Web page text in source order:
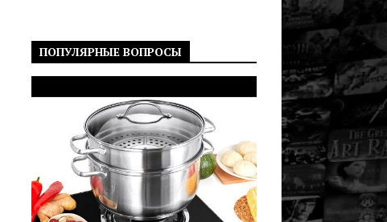
ПОПУЛЯРНЫЕ ВОПРОСЫ